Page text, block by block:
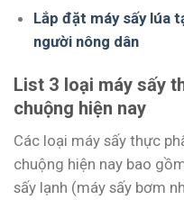
Lắp đặt máy sấy lúa
người nông dân
List 3 loại máy sấy
chuộng hiện nay
Các loại máy sấy thực
chuộng hiện nay bao
sấy lạnh (máy sấy bơm